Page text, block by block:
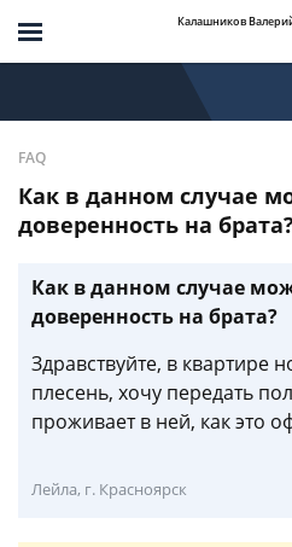
Калашников
FAQ
Как в данном случае
доверенность на
Как в данном случае
доверенность на брата?
Здравствуйте, в квартире
плесень, хочу передать
проживает в ней, как это
Лейла, г. Красноярск